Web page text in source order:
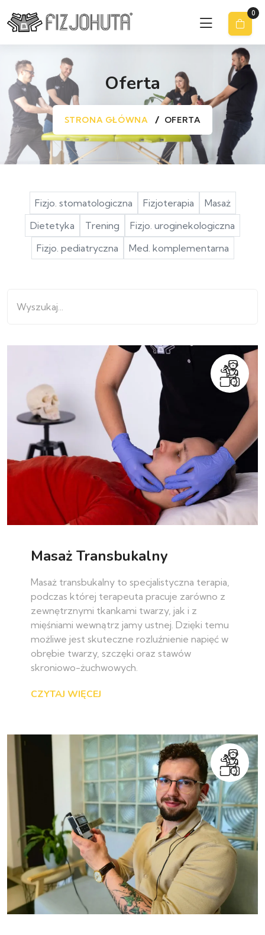
0
Oferta
STRONA GŁÓWNA OFERTA
Fizjo. stomatologiczna Fizjoterapia
Masaż
Dietetyka
Trening
Fizjo. uroginekologiczna
Fizjo. pediatryczna
Med. komplementarna
Masaż Transbukalny
Masaż transbukalny to specjalistyczna terapia,
podczas której terapeuta pracuje zarówno z
zewnętrznymi tkankami twarzy, jak i z
mięśniami wewnątrz jamy ustnej. Dzięki temu
możliwe jest skuteczne rozluźnienie napięć w
obrębie twarzy, szczęki oraz stawów
skroniowo-żuchwowych.
CZYTAJ WIĘCEJ